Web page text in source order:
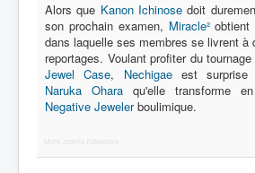
Alors que Kanon Ichinose doit
son prochain examen, Miracle²obtient
dans laquelle ses membres se livrent
reportages. Voulant profiter du
Jewel Case, Nechigaeest surprise
Naruka Ohara qu'elle transforme en
Negative Jewelerboulimique.
More Joomla Extensions